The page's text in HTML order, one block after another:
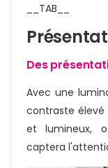
__TAB__
Des
Avec une
contraste élevé
et lumineux,
captera